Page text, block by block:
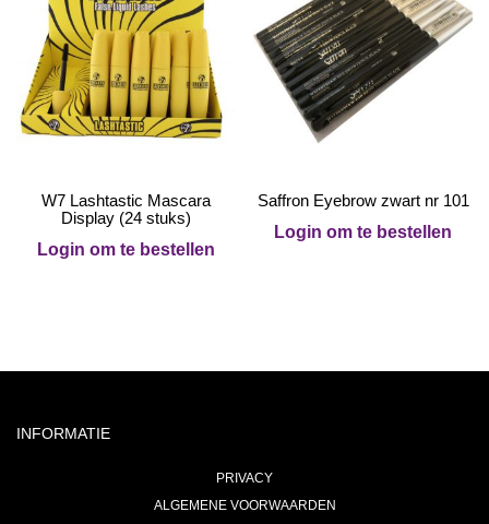
W7 Lashtastic Mascara
Display (24 stuks)
Login om te bestellen
Saffron Eyebrow zwart nr 101
Login om te bestellen
INFORMATIE
PRIVACY
ALGEMENE VOORWAARDEN